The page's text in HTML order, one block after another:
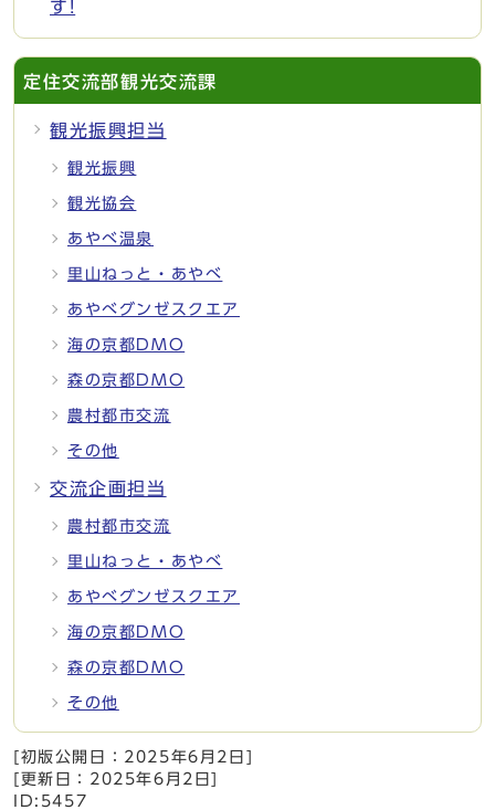
す!
定住交流部観光交流課
観光振興担当
観光振興
観光協会
あやべ温泉
里山ねっと・あやべ
あやべグンゼスクエア
海の京都DMO
森の京都DMO
農村都市交流
その他
交流企画担当
農村都市交流
里山ねっと・あやべ
あやべグンゼスクエア
海の京都DMO
森の京都DMO
その他
[初版公開日： 2025年6月2日
[更新日： 2025年6月2日
ID:5457